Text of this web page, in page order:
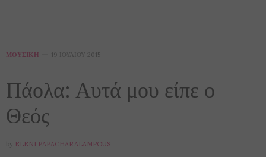
ΜΟΥΣΙΚΉ 19 ΙΟΥΛΊΟΥ 2015
Πάολα: Αυτά μου είπε ο
Θεός
by ELENI PAPACHARALAMPOUS